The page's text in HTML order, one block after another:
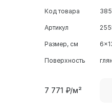
Код товара
Артикул
Размер, см
Поверхность
7 771 ₽/м²